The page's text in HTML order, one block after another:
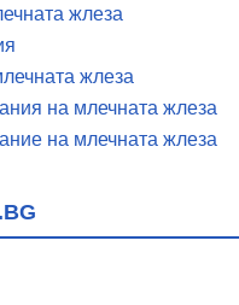
жлеза
жлеза
на млечната жлеза
на млечната жлеза